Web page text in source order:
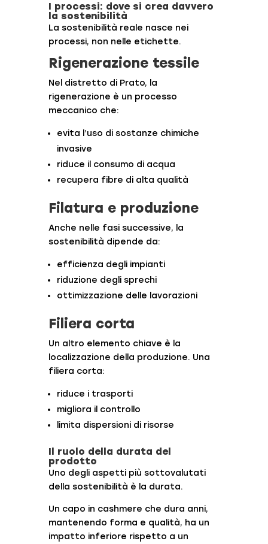
I processi: dove si crea davvero
la sostenibilità
La sostenibilità reale nasce nei
processi, non nelle etichette.
Rigenerazione tessile
Nel distretto di Prato, la
rigenerazione è un processo
meccanico che:
evita l’uso di sostanze chimiche
invasive
riduce il consumo di acqua
recupera fibre di alta qualità
Filatura e produzione
Anche nelle fasi successive, la
sostenibilità dipende da:
efficienza degli impianti
riduzione degli sprechi
ottimizzazione delle lavorazioni
Filiera corta
Un altro elemento chiave è la
localizzazione della produzione. Una
filiera corta:
riduce i trasporti
migliora il controllo
limita dispersioni di risorse
Il ruolo della durata del
prodotto
Uno degli aspetti più sottovalutati
della sostenibilità è la durata.
Un capo in cashmere che dura anni,
mantenendo forma e qualità, ha un
impatto inferiore rispetto a un